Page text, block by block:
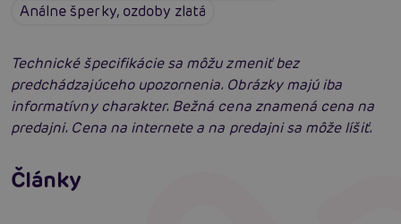
Análne šperky, ozdoby zlatá
Technické špecifikácie sa môžu zmeniť bez
predchádzajúceho upozornenia. Obrázky majú iba
informatívny charakter. Bežná cena znamená cena na
predajni. Cena na internete a na predajni sa môže líšiť.
Články
Príprava na análny sex: Tipy krok za krokom
Čítať viacej
Erotická inteligencia: Príručka Sexiómov